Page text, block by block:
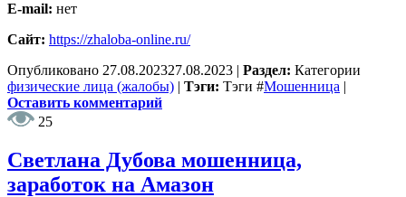
E-mail: нет
Сайт: https://zhaloba-online.ru/
Опубликовано 27.08.202327.08.2023 | Раздел: Категории
физические лица (жалобы) | Тэги: Тэги #Мошенница |
Оставить комментарий
25
Светлана Дубова мошенница,
заработок на Амазон